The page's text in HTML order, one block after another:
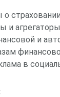
и
и
в